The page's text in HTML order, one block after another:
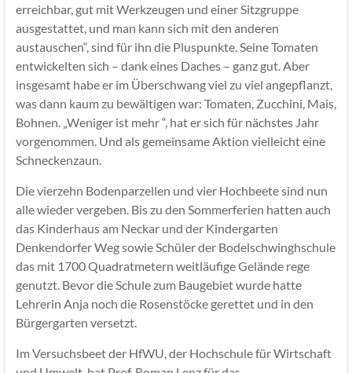
erreichbar, gut mit Werkzeugen und einer Sitzgruppe
ausgestattet, und man kann sich mit den anderen
austauschen“, sind für ihn die Pluspunkte. Seine Tomaten
entwickelten sich – dank eines Daches – ganz gut. Aber
insgesamt habe er im Überschwang viel zu viel angepflanzt,
was dann kaum zu bewältigen war: Tomaten, Zucchini, Mais,
Bohnen. „Weniger ist mehr “, hat er sich für nächstes Jahr
vorgenommen. Und als gemeinsame Aktion vielleicht eine
Schneckenzaun.
Die vierzehn Bodenparzellen und vier Hochbeete sind nun
alle wieder vergeben. Bis zu den Sommerferien hatten auch
das Kinderhaus am Neckar und der Kindergarten
Denkendorfer Weg sowie Schüler der Bodelschwinghschule
das mit 1700 Quadratmetern weitläufige Gelände rege
genutzt. Bevor die Schule zum Baugebiet wurde hatte
Lehrerin Anja noch die Rosenstöcke gerettet und in den
Bürgergarten versetzt.
Im Versuchsbeet der HfWU, der Hochschule für Wirtschaft